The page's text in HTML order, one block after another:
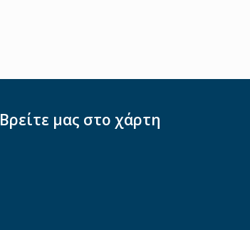
Βρείτε μας στο χάρτη